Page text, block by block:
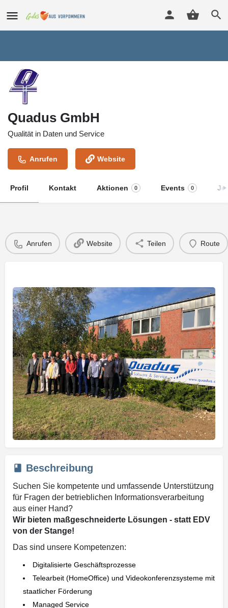
Quadus GmbH
Qualität in Daten und Service
Anrufen Website
Profil Kontakt Aktionen 0 Events 0
Anrufen Website Teilen Route
Beschreibung
Suchen Sie kompetente und umfassende Unterstützung
für Fragen der betrieblichen Informationsverarbeitung
aus einer Hand?
Wir bieten maßgeschneiderte Lösungen - statt EDV
von der Stange!
Das sind unsere Kompetenzen:
Digitalisierte Geschäftsprozesse
Telearbeit (HomeOffice) und Videokonferenzsysteme mit
staatlicher Förderung
Managed Service